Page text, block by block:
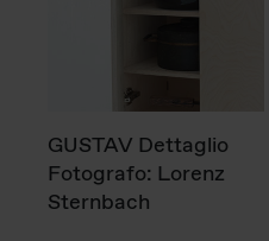
GUSTAV Dettaglio
Fotografo: Lorenz
Sternbach